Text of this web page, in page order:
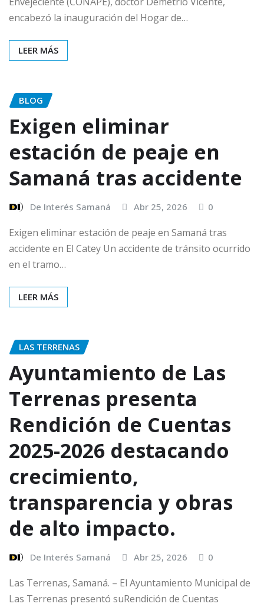
encabezó la inauguración del Hogar de…
LEER MÁS
BLOG
Exigen eliminar
estación de peaje en
Samaná tras accidente
De Interés Samaná Abr 25, 2026 0
Exigen eliminar estación de peaje en Samaná tras
accidente en El Catey Un accidente de tránsito ocurrido
en el tramo…
LEER MÁS
LAS TERRENAS
Ayuntamiento de Las
Terrenas presenta
Rendición de Cuentas
2025-2026 destacando
crecimiento,
transparencia y obras
de alto impacto.
De Interés Samaná Abr 25, 2026 0
Las Terrenas, Samaná. – El Ayuntamiento Municipal de
Las Terrenas presentó suRendición de Cuentas